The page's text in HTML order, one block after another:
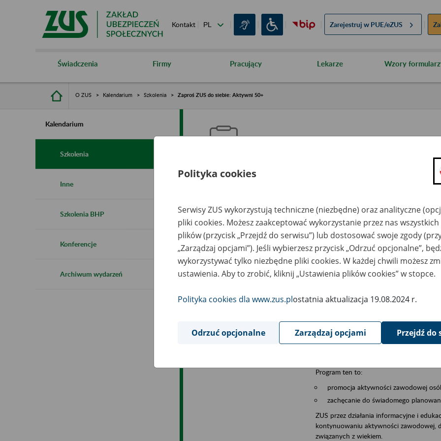
Kontakt Zarejestruj w PUE/eZUS
Świadczenia Firmy Pracujący Lekarze Wzory
O ZUS Kalendarium Szkolenia Zaproś ZUS do siebie: Aktywni 50+
Kalendarium
Szkolenia
Inne
Szkolenia BHP
Konferencje
Archiwum wydarzeń
Zaproś ZUS do siebie: Aktywni
Rodzaj wydarzenia Szkolenia
Obszar merytoryczny płatnicy, ubezpieczeni, świadczeniobiorcy
Opis wydarzenia
Szkolenie stacjonarne w siedzibie firmy,
Zgłoszenia przyjmujemy na adres e-mail:
W temacie wiadomości wpisz: Zaproś
Poznań/Konin/Koło/Turek/Słupca/
Aktywni 50+ to inicjatywa, która
Program ten to:
promocja aktywności zawodowej
zachęcanie do świadomego
ZUS przez działania informacyjne i
kontynuowaniu aktywności zawodowej,
związanych z wiekiem.
Polityka cookies
Serwisy ZUS wykorzystują techniczne (niezbędne) oraz analityczne
pliki cookies. Możesz zaakceptować wykorzystanie przez nas
plików (przycisk „Przejdź do serwisu”) lub dostosować swoje zgody
„Zarządzaj opcjami”). Jeśli wybierzesz przycisk „Odrzuć opcjonalne”,
wykorzystywać tylko niezbędne pliki cookies. W każdej chwili możesz
ustawienia. Aby to zrobić, kliknij „Ustawienia plików cookies” w stopce.
Polityka cookies dla www.zus.plostatnia aktualizacja 19.08.2024 r.
Odrzuć opcjonalne Zarządzaj opcjami Przejdź do